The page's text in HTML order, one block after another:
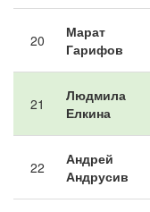
20
Марат
Гарифов
21
Людмила
Елкина
22
Андрей
Андрусив